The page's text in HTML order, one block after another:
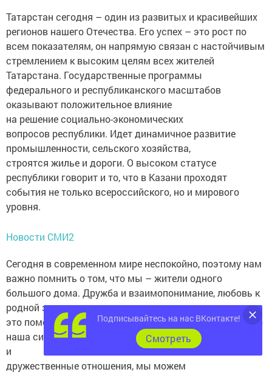
Татарстан сегодня – один из развитых и красивейших
регионов нашего Отечества. Его успех – это рост по
всем показателям, он напрямую связан с настойчивым
стремлением к высоким целям всех жителей
Татарстана. Государственные программы
федерального и республиканского масштабов
оказывают положительное влияние
на решение социально-экономических
вопросов республики. Идет динамичное развитие
промышленности, сельского хозяйства,
строятся жилье и дороги. О высоком статусе
республики говорит и то, что в Казани проходят
события не только всероссийского, но и мирового
уровня.
Новости СМИ2
Сегодня в современном мире неспокойно, поэтому нам
важно помнить о том, что мы – жители одного
большого дома. Дружба и взаимопонимание, любовь к
родной земле, уважение к старшему поколению – все
это помогает сохранить в нем мир. Важно помнить, что
наша сила в единстве! Сохраняя и преумножая мирные
и
дружественные отношения, мы можем
Подписывайтесь на нас ВКонтакте!
Cмотреть